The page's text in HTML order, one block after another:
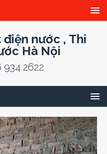
nước , Thi
Hà Nội
2622